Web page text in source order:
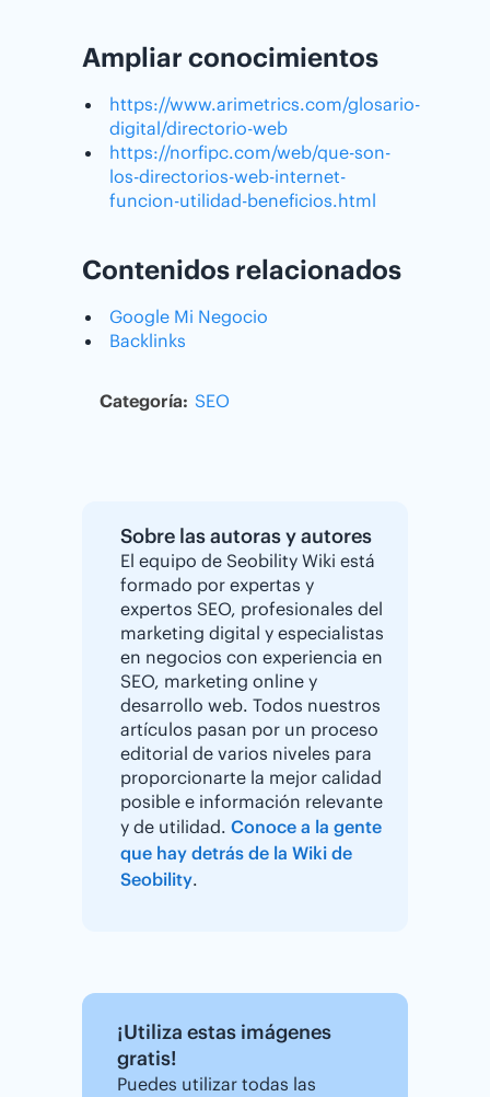
Ampliar conocimientos
https://www.arimetrics.com/glosario-
digital/directorio-web
https://norfipc.com/web/que-son-
los-directorios-web-internet-
funcion-utilidad-beneficios.html
Contenidos relacionados
Google Mi Negocio
Backlinks
Categoría: SEO
Sobre las autoras y autores
El equipo de Seobility Wiki está
formado por expertas y
expertos SEO, profesionales del
marketing digital y especialistas
en negocios con experiencia en
SEO, marketing online y
desarrollo web. Todos nuestros
artículos pasan por un proceso
editorial de varios niveles para
proporcionarte la mejor calidad
posible e información relevante
y de utilidad. Conoce a la gente
que hay detrás de la Wiki de
Seobility.
¡Utiliza estas imágenes
gratis!
Puedes utilizar todas las